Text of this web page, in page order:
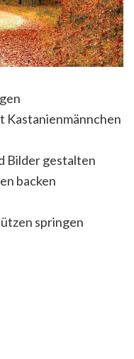
Kastanienmännchen
Bilder gestalten
backen
springen